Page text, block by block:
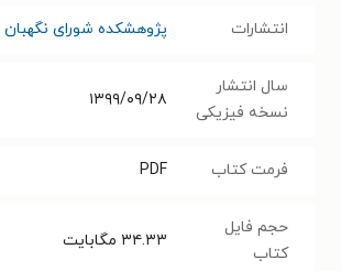
انتشارات پژوهشکده شورای نگهبان
سال انتشار
نسخه فیزیکی
۱۳۹۹/۰۹/۲۸
فرمت کتاب PDF
حجم فایل
کتاب
۳۴.۳۳ مگابایت